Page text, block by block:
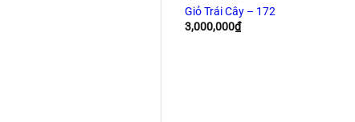
Giỏ Trái Cây – 172
3,000,000₫